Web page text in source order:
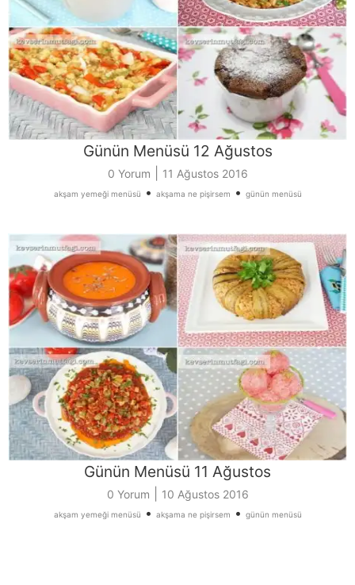
Günün Menüsü 12 Ağustos
0 Yorum 11 Ağustos 2016
akşam yemeği menüsü • akşama ne pişirsem • günün menüsü
Günün Menüsü 11 Ağustos
0 Yorum 10 Ağustos 2016
akşam yemeği menüsü • akşama ne pişirsem • günün menüsü